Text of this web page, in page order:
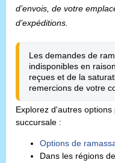
d’envois, de votre
d’expéditions.
Les demandes de
indisponibles en
reçues et de la
remercions de votre
Explorez d'autres
succursale :
Options de
Dans les régions